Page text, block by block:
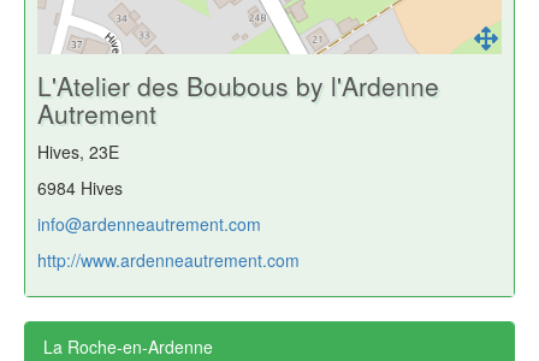
L'Atelier des Boubous by l'Ardenne
Autrement
Hives, 23E
6984 Hives
info@ardenneautrement.com
http://www.ardenneautrement.com
La Roche-en-Ardenne